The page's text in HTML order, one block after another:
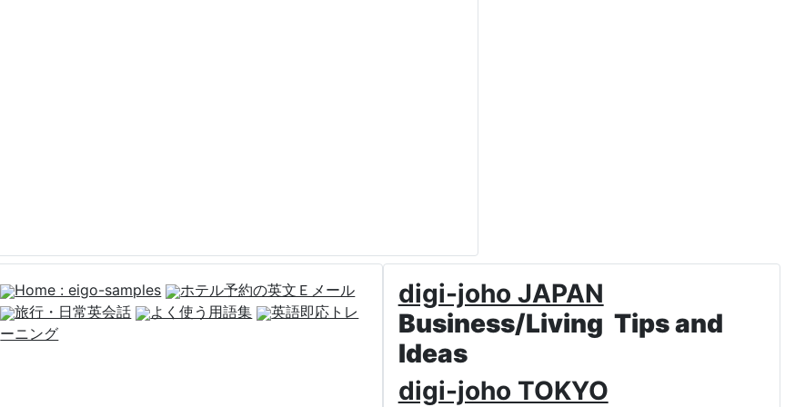
Home : eigo-samples
ホテル予約の英文Ｅメール
旅行・日常英会話
よく使う用語集
英語即応トレ
ーニング
digi-joho JAPAN
Business/Living Tips and
Ideas
digi-joho TOKYO